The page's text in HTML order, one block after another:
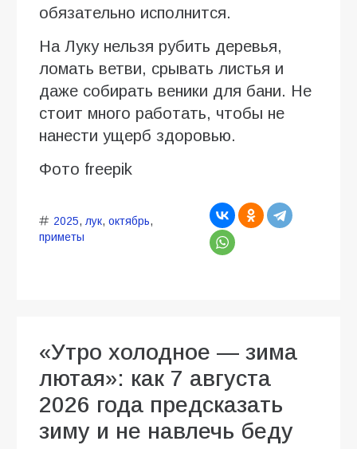
обязательно исполнится.
На Луку нельзя рубить деревья,
ломать ветви, срывать листья и
даже собирать веники для бани. Не
стоит много работать, чтобы не
нанести ущерб здоровью.
Фото freepik
2025, лук, октябрь,
приметы
«Утро холодное — зима
лютая»: как 7 августа
2026 года предсказать
зиму и не навлечь беду